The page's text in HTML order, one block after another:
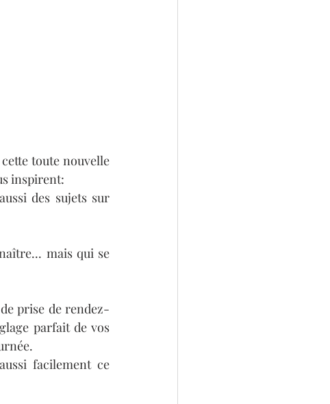
toute nouvelle
inspirent:
des sujets sur
mais qui se
prise de rendez-
parfait de vos
facilement ce